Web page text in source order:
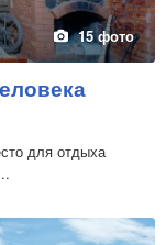
15 фото
для отдыха